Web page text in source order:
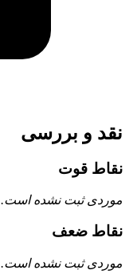
نقد و بررسی
نقاط قوت
موردی ثبت نشده است.
نقاط ضعف
موردی ثبت نشده است.